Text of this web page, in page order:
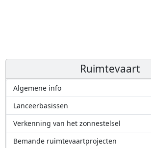
Ruimtevaart
Algemene info
Lanceerbasissen
Verkenning van het zonnestelsel
Bemande ruimtevaartprojecten